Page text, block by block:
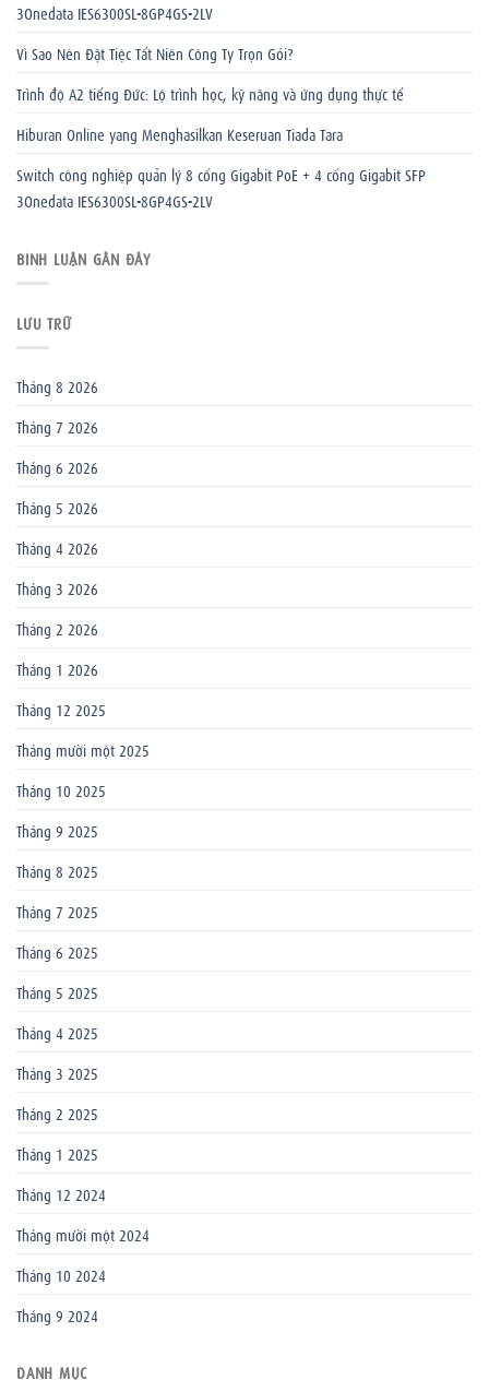
3Onedata IES6300SL-8GP4GS-2LV
Vì Sao Nên Đặt Tiệc Tất Niên Công Ty Trọn Gói?
Trình độ A2 tiếng Đức: Lộ trình học, kỹ năng và ứng dụng thực tế
Hiburan Online yang Menghasilkan Keseruan Tiada Tara
Switch công nghiệp quản lý 8 cổng Gigabit PoE + 4 cổng Gigabit SFP
3Onedata IES6300SL-8GP4GS-2LV
BÌNH LUẬN GẦN ĐÂY
LƯU TRỮ
Tháng 8 2026
Tháng 7 2026
Tháng 6 2026
Tháng 5 2026
Tháng 4 2026
Tháng 3 2026
Tháng 2 2026
Tháng 1 2026
Tháng 12 2025
Tháng mười một 2025
Tháng 10 2025
Tháng 9 2025
Tháng 8 2025
Tháng 7 2025
Tháng 6 2025
Tháng 5 2025
Tháng 4 2025
Tháng 3 2025
Tháng 2 2025
Tháng 1 2025
Tháng 12 2024
Tháng mười một 2024
Tháng 10 2024
Tháng 9 2024
DANH MỤC